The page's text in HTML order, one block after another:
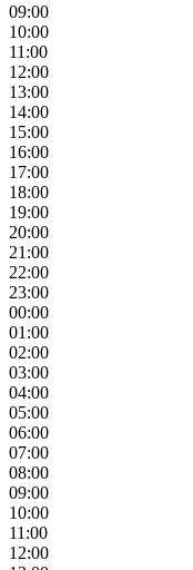
09:00
10:00
11:00
12:00
13:00
14:00
15:00
16:00
17:00
18:00
19:00
20:00
21:00
22:00
23:00
00:00
01:00
02:00
03:00
04:00
05:00
06:00
07:00
08:00
09:00
10:00
11:00
12:00